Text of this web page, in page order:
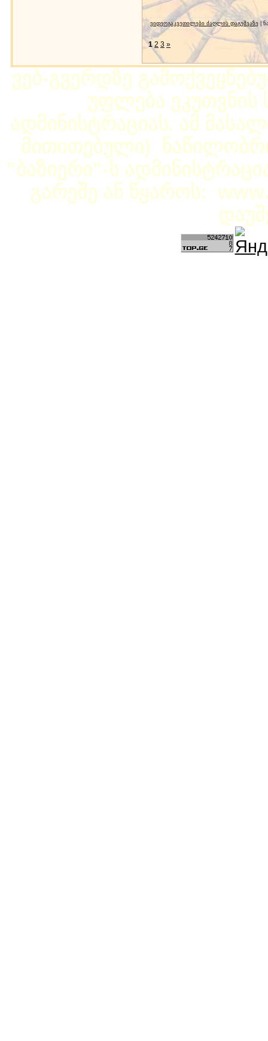
ვიდეოგაკვეთილები ძაღლის დაგეშვაზე |
1 2 3 »
ვებ-გვერდზე
უფლება ეკუთვნის
ადმინისტრაციას. ამ
მითითებული)
"ბაზიერი"-ს
გარეშე ან წყაროს: